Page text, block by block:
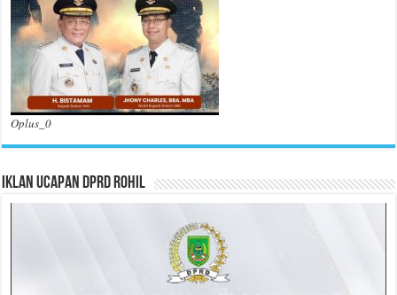
Oplus_0
Iklan Ucapan DPRD Rohil